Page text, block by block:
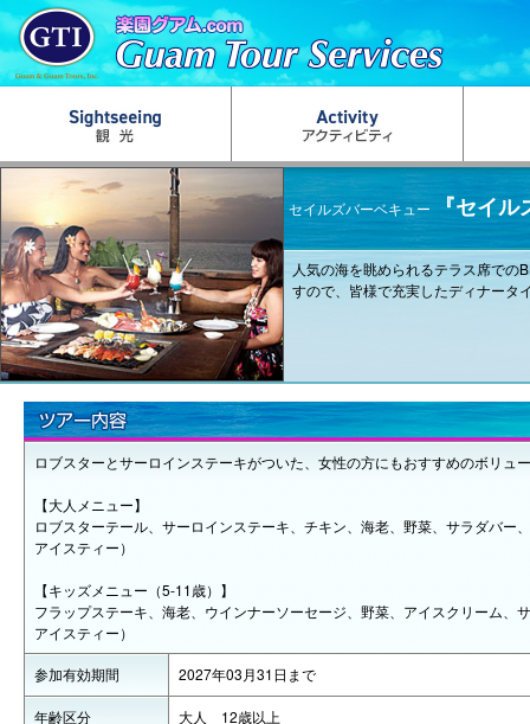
セイルズバーベキュー 『セイ
人気の海を眺められるテラス席で
すので、皆様で充実したディナータ
ロブスターとサーロインステーキがついた、女性の方にもおすすめのボリュ
【大人メニュー】
ロブスターテール、サーロインステーキ、チキン、海老、野菜、サラダバー
アイスティー）
【キッズメニュー（5-11歳）】
フラップステーキ、海老、ウインナーソーセージ、野菜、アイスクリーム、
アイスティー）
参加有効期間 2027年03月31日まで
年齢区分
大人 12歳以上